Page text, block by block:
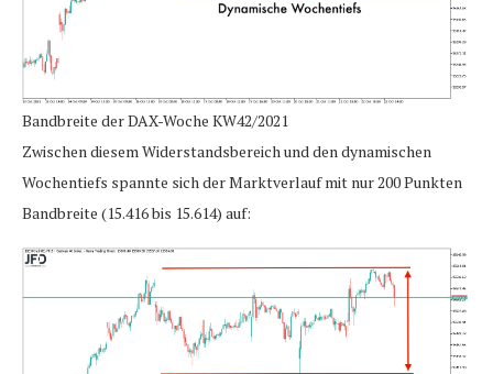
Bandbreite der DAX-Woche KW42/2021
Zwischen diesem Widerstandsbereich und den dynamischen
Wochentiefs spannte sich der Marktverlauf mit nur 200 Punkten
Bandbreite (15.416 bis 15.614) auf: